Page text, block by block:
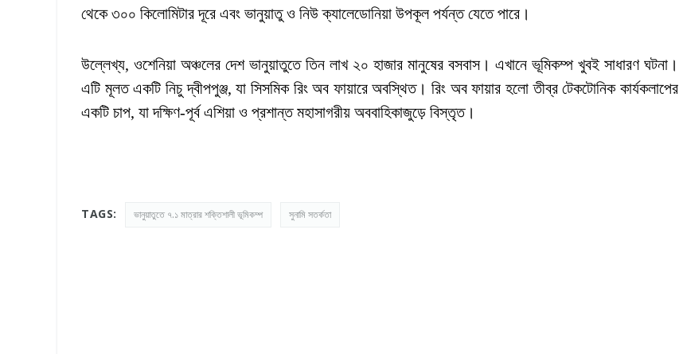
থেকে ৩০০ কিলোমিটার দূরে এবং ভানুয়াতু ও নিউ ক্যালেডোনিয়া উপকূল পর্যন্ত যেতে পারে।
উল্লেখ্য, ওশেনিয়া অঞ্চলের দেশ ভানুয়াতুতে তিন লাখ ২০ হাজার মানুষের বসবাস। এখানে ভূমিকম্প খুবই সাধারণ ঘটনা।
এটি মূলত একটি নিচু দ্বীপপুঞ্জ, যা সিসমিক রিং অব ফায়ারে অবস্থিত। রিং অব ফায়ার হলো তীব্র টেকটোনিক কার্যকলাপের
একটি চাপ, যা দক্ষিণ-পূর্ব এশিয়া ও প্রশান্ত মহাসাগরীয় অববাহিকাজুড়ে বিস্তৃত।
TAGS: ভানুয়াতুতে ৭.১ মাত্রার শক্তিশালী ভূমিকম্প সুনামি সতর্কতা